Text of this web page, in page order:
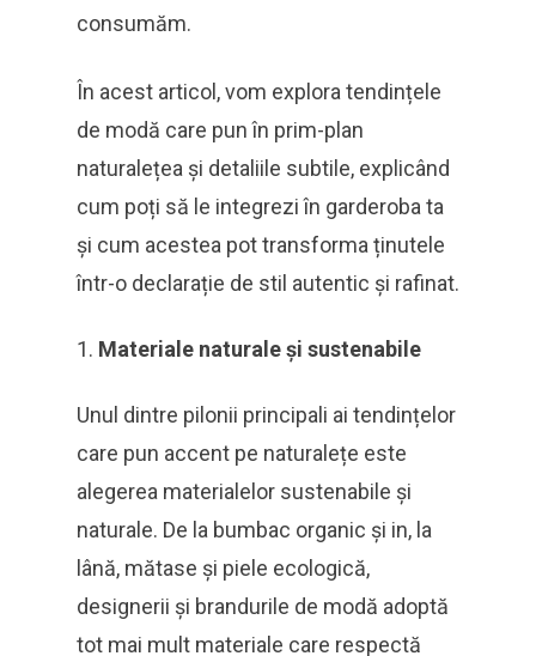
consumăm.
În acest articol, vom explora tendințele
de modă care pun în prim-plan
naturalețea și detaliile subtile, explicând
cum poți să le integrezi în garderoba ta
și cum acestea pot transforma ținutele
într-o declarație de stil autentic și rafinat.
Materiale naturale și sustenabile
Unul dintre pilonii principali ai tendințelor
care pun accent pe naturalețe este
alegerea materialelor sustenabile și
naturale. De la bumbac organic și in, la
lână, mătase și piele ecologică,
designerii și brandurile de modă adoptă
tot mai mult materiale care respectă